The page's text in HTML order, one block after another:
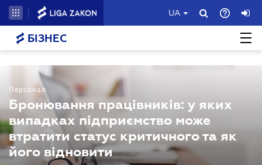
UA
БІЗНЕС
Персонал
Бронювання працівників: у яких
випадках підприємство може
втратити статус критичного та як
його відновити